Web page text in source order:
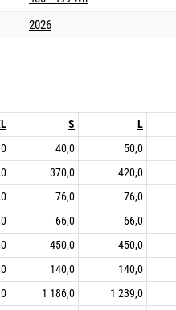
2026
S L
40,0 50,0
370,0 420,0
76,0 76,0
66,0 66,0
450,0 450,0
140,0 140,0
1 186,0 1 239,0